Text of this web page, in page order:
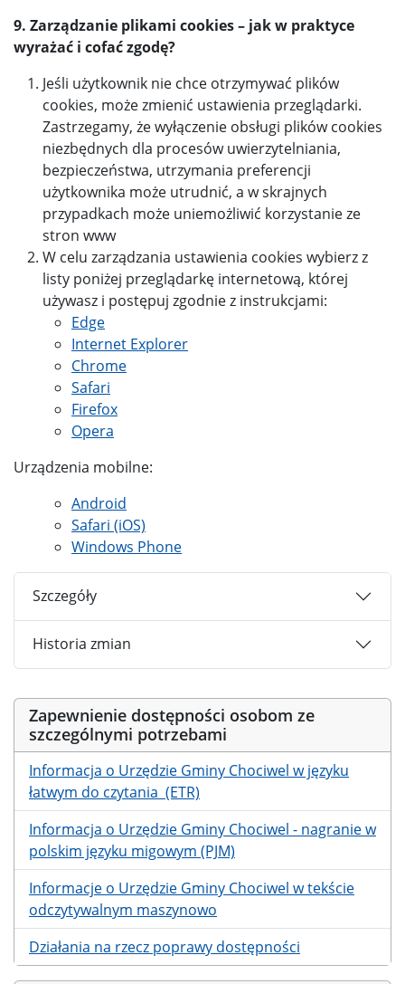
Zapewnienie dostępności osobom ze
szczególnymi potrzebami
Informacja o Urzędzie Gminy Chociwel w języku
łatwym do czytania (ETR)
Informacja o Urzędzie Gminy Chociwel - nagranie w
polskim języku migowym (PJM)
Informacje o Urzędzie Gminy Chociwel w tekście
odczytywalnym maszynowo
Działania na rzecz poprawy dostępności
9. Zarządzanie plikami cookies – jak w praktyce
wyrażać i cofać zgodę?
Jeśli użytkownik nie chce otrzymywać plików
cookies, może zmienić ustawienia przeglądarki.
Zastrzegamy, że wyłączenie obsługi plików cookies
niezbędnych dla procesów uwierzytelniania,
bezpieczeństwa, utrzymania preferencji
użytkownika może utrudnić, a w skrajnych
przypadkach może uniemożliwić korzystanie ze
stron www
W celu zarządzania ustawienia cookies wybierz z
listy poniżej przeglądarkę internetową, której
używasz i postępuj zgodnie z instrukcjami:
Edge
Internet Explorer
Chrome
Safari
Firefox
Opera
Urządzenia mobilne:
Android
Safari (iOS)
Windows Phone
Szczegóły
Historia zmian